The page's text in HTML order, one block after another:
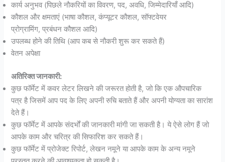
कार्य अनुभव (पिछले नौकरियों का विवरण, पद, अवधि, जिम्मेदारियाँ आदि)
कौशल और क्षमताएं (भाषा कौशल, कंप्यूटर कौशल, सॉफ्टवेयर
प्रोग्रामिंग, प्रबंधन कौशल आदि)
उपलब्ध होने की तिथि (आप कब से नौकरी शुरू कर सकते हैं)
वेतन अपेक्षा
अतिरिक्त जानकारी:
कुछ फॉर्मेट में कवर लेटर लिखने की जरूरत होती है, जो कि एक औपचारिक
पत्र है जिसमें आप पद के लिए अपनी रुचि बताते हैं और अपनी योग्यता का सारांश
देते हैं।
कुछ फॉर्मेट में आपके संदर्भों की जानकारी मांगी जा सकती है। ये ऐसे लोग हैं जो
आपके काम और चरित्र की सिफारिश कर सकते हैं।
कुछ फॉर्मेट में प्रोजेक्ट रिपोर्ट, लेखन नमूने या आपके काम के अन्य नमूने